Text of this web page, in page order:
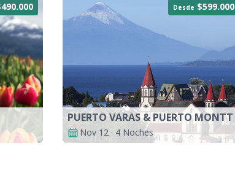
Desde $599.000
PUERTO VARAS & PUERTO MONTT
Nov 12 · 4 Noches